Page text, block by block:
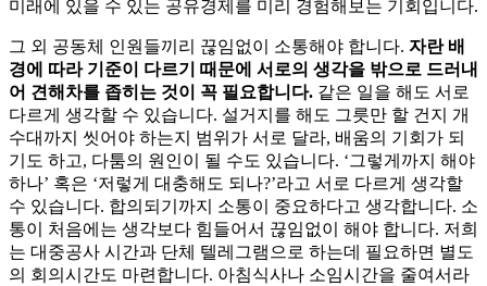
미래에 있을 수 있는 공유경제를 미리 경험해보는 기회입니다.
그 외 공동체 인원들끼리 끊임없이 소통해야 합니다. 자란 배
경에 따라 기준이 다르기 때문에 서로의 생각을 밖으로 드러내
어 견해차를 좁히는 것이 꼭 필요합니다. 같은 일을 해도 서로
다르게 생각할 수 있습니다. 설거지를 해도 그릇만 할 건지 개
수대까지 씻어야 하는지 범위가 서로 달라, 배움의 기회가 되
기도 하고, 다툼의 원인이 될 수도 있습니다. ‘그렇게까지 해야
하나’ 혹은 ‘저렇게 대충해도 되나?’라고 서로 다르게 생각할
수 있습니다. 합의되기까지 소통이 중요하다고 생각합니다. 소
통이 처음에는 생각보다 힘들어서 끊임없이 해야 합니다. 저희
는 대중공사 시간과 단체 텔레그램으로 하는데 필요하면 별도
의 회의시간도 마련합니다. 아침식사나 소임시간을 줄여서라